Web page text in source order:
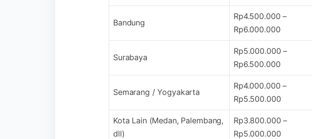
Bandung
Rp4.500.000 –
Rp6.000.000
Surabaya
Rp5.000.000 –
Rp6.500.000
Semarang / Yogyakarta
Rp4.000.000 –
Rp5.500.000
Kota Lain (Medan, Palembang,
dll)
Rp3.800.000 –
Rp5.000.000